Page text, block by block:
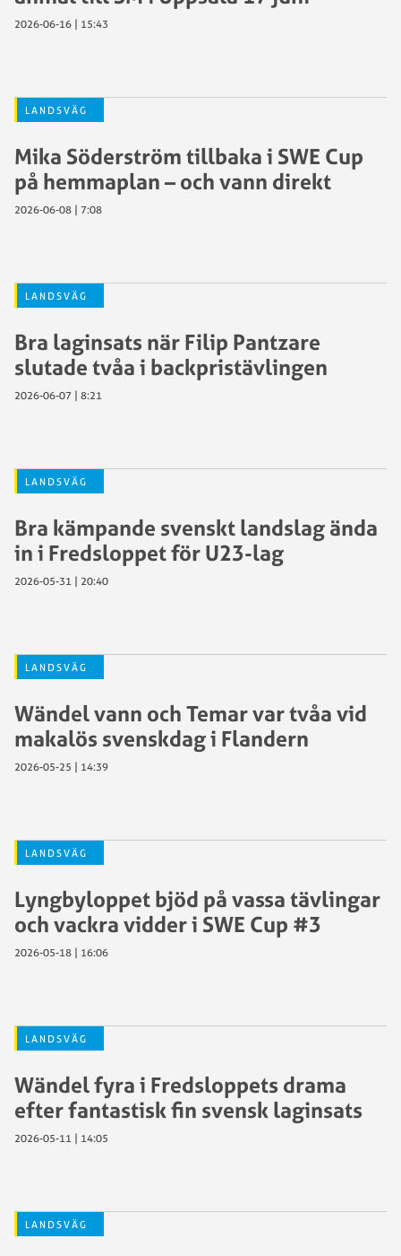
2026-06-16 | 15:43
LANDSVÄG
Mika Söderström tillbaka i SWE Cup
på hemmaplan – och vann direkt
2026-06-08 | 7:08
LANDSVÄG
Bra laginsats när Filip Pantzare
slutade tvåa i backpristävlingen
2026-06-07 | 8:21
LANDSVÄG
Bra kämpande svenskt landslag ända
in i Fredsloppet för U23-lag
2026-05-31 | 20:40
LANDSVÄG
Wändel vann och Temar var tvåa vid
makalös svenskdag i Flandern
2026-05-25 | 14:39
LANDSVÄG
Lyngbyloppet bjöd på vassa tävlingar
och vackra vidder i SWE Cup #3
2026-05-18 | 16:06
LANDSVÄG
Wändel fyra i Fredsloppets drama
efter fantastisk fin svensk laginsats
2026-05-11 | 14:05
LANDSVÄG